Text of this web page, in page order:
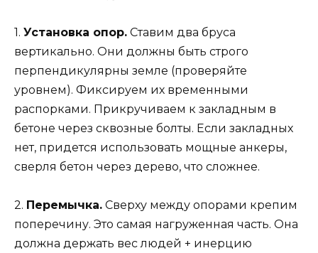
1. Установка опор. Ставим два бруса
вертикально. Они должны быть строго
перпендикулярны земле (проверяйте
уровнем). Фиксируем их временными
распорками. Прикручиваем к закладным в
бетоне через сквозные болты. Если закладных
нет, придется использовать мощные анкеры,
сверля бетон через дерево, что сложнее.
2. Перемычка. Сверху между опорами крепим
поперечину. Это самая нагруженная часть. Она
должна держать вес людей + инерцию